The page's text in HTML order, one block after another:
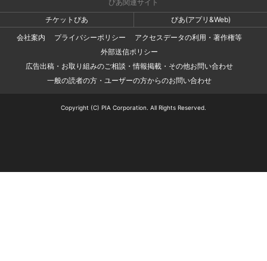
ぴあ関連サイト
チケットぴあ
ぴあ(アプリ&Web)
会社案内
プライバシーポリシー
アクセスデータの利用・著作権等
外部送信ポリシー
広告出稿・お取り組みのご相談・情報掲載・その他お問い合わせ
一般の読者の方・ユーザーの方からのお問い合わせ
Copyright (C) PIA Corporation. All Rights Reserved.